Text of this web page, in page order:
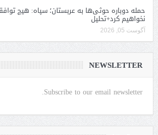
حمله دوباره حوثی‌ها به عربستان؛ سپاه: هیچ
نخواهیم کرد+تحلیل
آگوست 05, 2026
NEWSLETTER
Subscribe to our email newsletter.